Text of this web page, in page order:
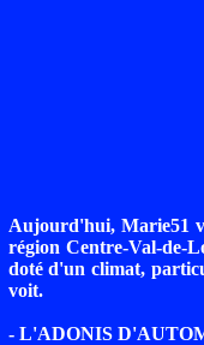
Aujourd'hui, Marie51
région Centre-Val-de-
doté d'un climat,
voit.
- L'ADONIS